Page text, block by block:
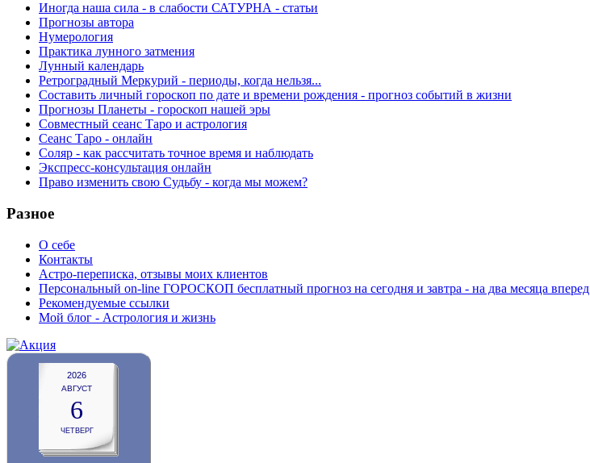
Иногда наша сила - в слабости САТУРНА - статьи
Прогнозы автора
Нумерология
Практика лунного затмения
Лунный календарь
Ретроградный Меркурий - периоды, когда нельзя...
Составить личный гороскоп по дате и времени рождения - прогноз событий в жизни
Прогнозы Планеты - гороскоп нашей эры
Совместный сеанс Таро и астрология
Сеанс Таро - онлайн
Соляр - как рассчитать точное время и наблюдать
Экспресс-консультация онлайн
Право изменить свою Судьбу - когда мы можем?
Разное
О себе
Контакты
Астро-переписка, отзывы моих клиентов
Персональный on-line ГОРОСКОП бесплатный прогноз на сегодня и завтра - на два месяца вперед
Рекомендуемые ссылки
Мой блог - Астрология и жизнь